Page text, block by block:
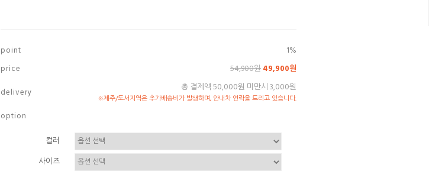
p o i n t
1%
p r i c e
54,900원49,900원
d e l i v e r y
총 결제액 50,000원 미만시 3,000원
※제주/도서지역은 추가배송비가 발생하며, 안내차 연락을 드리고 있습니다.
o p t i o n
컬러
사이즈